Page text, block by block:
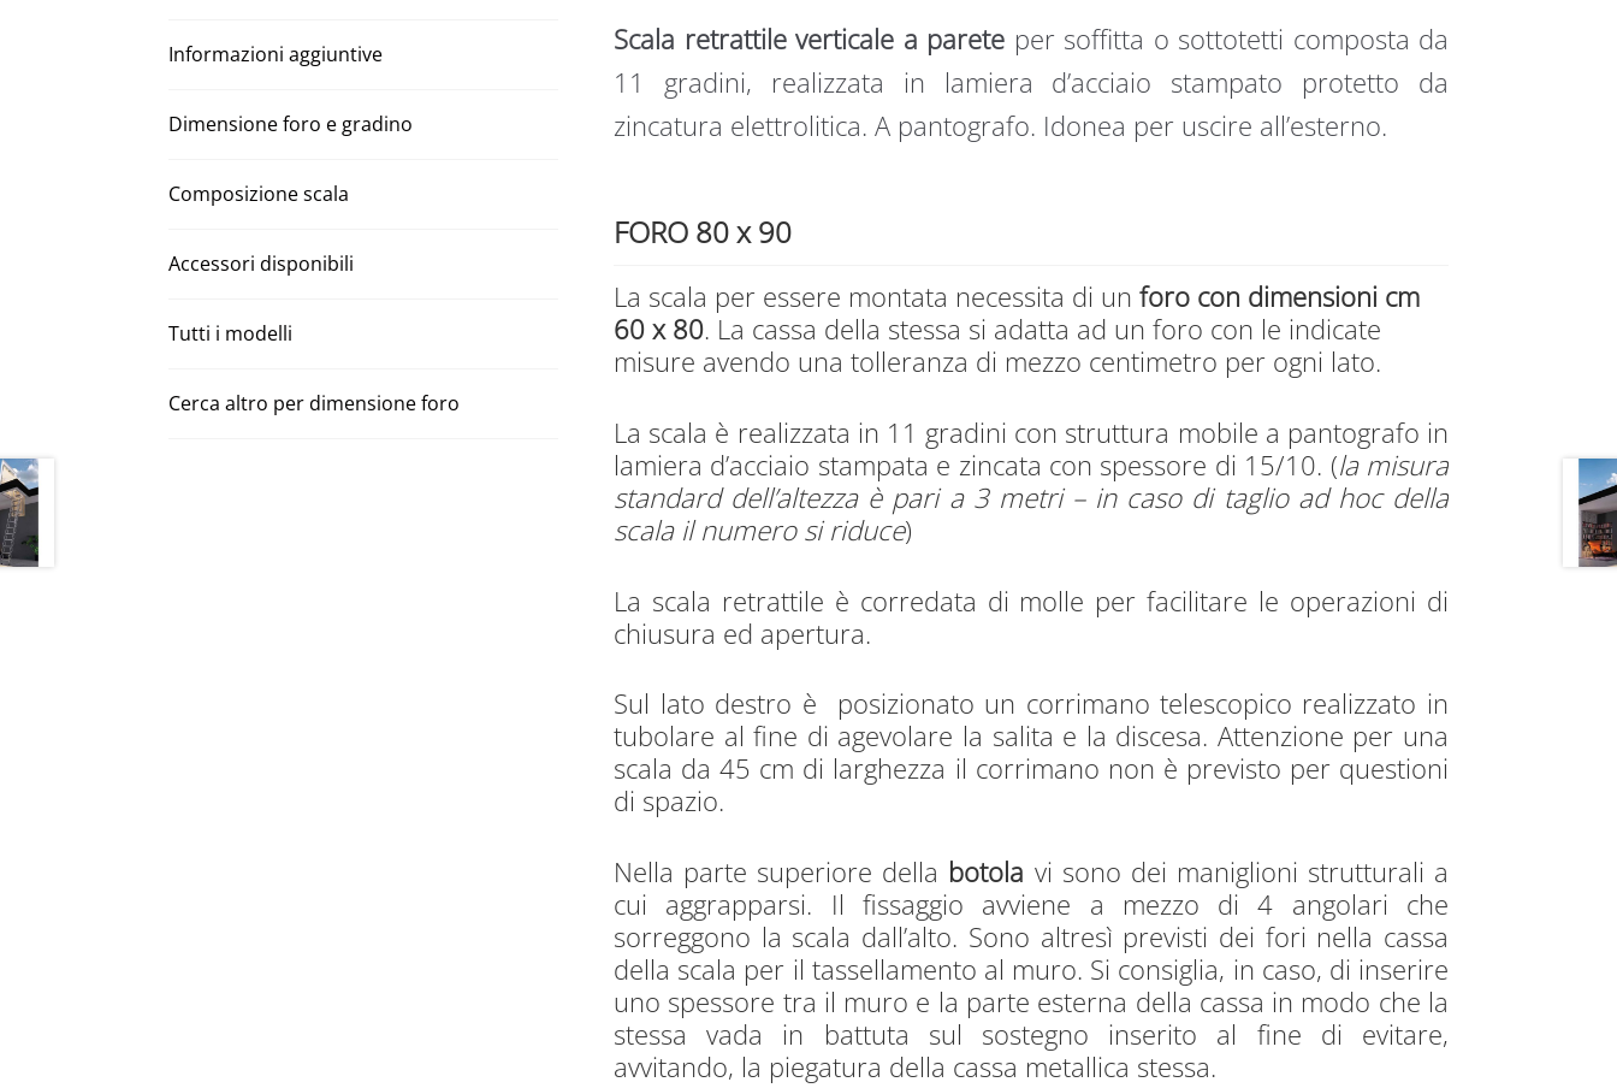
quantità
e
Informazioni aggiuntive
Dimensione foro e gradino
Composizione scala
Accessori disponibili
Tutti i modelli
Cerca altro per dimensione foro
Scala retrattile verticale a parete per soffitta o sottotetti composta da
11 gradini, realizzata in lamiera d’acciaio stampato protetto da
zincatura elettrolitica. A pantografo. Idonea per uscire all’esterno.
FORO 80 x 90
La scala per essere montata necessita di unforo con dimensioni cm
60 x 80. La cassa della stessa si adatta ad un foro con le indicate
misure avendo una tolleranza di mezzo centimetro per ogni lato.
La scala è realizzata in 11 gradini con struttura mobile a pantografo in
lamiera d’acciaio stampata e zincata con spessore di 15/10. (la misura
standard dell’altezza è pari a 3 metri – in caso di taglio ad hoc della
scala il numero si riduce)
La scala retrattile è corredata di molle per facilitare le operazioni di
chiusura ed apertura.
Sul lato destro è posizionato un corrimano telescopico realizzato in
tubolare al fine di agevolare la salita e la discesa. Attenzione per una
scala da 45 cm di larghezza il corrimano non è previsto per questioni
di spazio.
Nella parte superiore della botola vi sono dei maniglioni strutturali a
cui aggrapparsi. Il fissaggio avviene a mezzo di 4 angolari che
sorreggono la scala dall’alto. Sono altresì previsti dei fori nella cassa
della scala per il tassellamento al muro. Si consiglia, in caso, di inserire
uno spessore tra il muro e la parte esterna della cassa in modo che la
stessa vada in battuta sul sostegno inserito al fine di evitare,
avvitando, la piegatura della cassa metallica stessa.